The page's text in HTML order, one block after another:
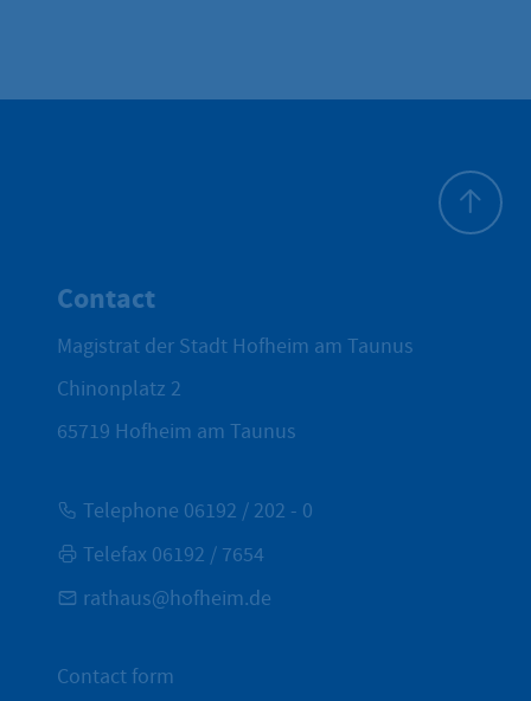
Contact
Magistrat der Stadt Hofheim am Taunus
Chinonplatz 2
65719 Hofheim am Taunus
Telephone 06192 / 202 - 0
Telefax 06192 / 7654
rathaus@hofheim.de
Contact form